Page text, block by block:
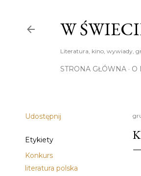
W
Literatura, kino, wywiady,
STRONA GŁÓWNA O
Udostępnij
Etykiety
Konkurs
literatura polska